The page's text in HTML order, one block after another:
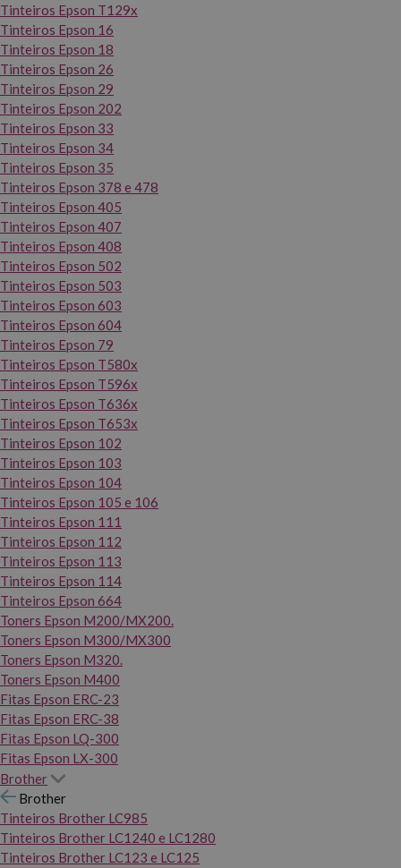
Tinteiros Epson T129x
Tinteiros Epson 16
Tinteiros Epson 18
Tinteiros Epson 26
Tinteiros Epson 29
Tinteiros Epson 202
Tinteiros Epson 33
Tinteiros Epson 34
Tinteiros Epson 35
Tinteiros Epson 378 e 478
Tinteiros Epson 405
Tinteiros Epson 407
Tinteiros Epson 408
Tinteiros Epson 502
Tinteiros Epson 503
Tinteiros Epson 603
Tinteiros Epson 604
Tinteiros Epson 79
Tinteiros Epson T580x
Tinteiros Epson T596x
Tinteiros Epson T636x
Tinteiros Epson T653x
Tinteiros Epson 102
Tinteiros Epson 103
Tinteiros Epson 104
Tinteiros Epson 105 e 106
Tinteiros Epson 111
Tinteiros Epson 112
Tinteiros Epson 113
Tinteiros Epson 114
Tinteiros Epson 664
Toners Epson M200/MX200.
Toners Epson M300/MX300
Toners Epson M320.
Toners Epson M400
Fitas Epson ERC-23
Fitas Epson ERC-38
Fitas Epson LQ-300
Fitas Epson LX-300
Brother
Brother
Tinteiros Brother LC985
Tinteiros Brother LC1240 e LC1280
Tinteiros Brother LC123 e LC125